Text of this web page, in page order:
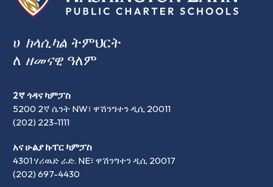
ሀ ክላሲካል ትምህርት
ለ ዘመናዊዓለም
2ኛ ጎዳና ካምፓስ
5200 2ኛ ሴንት NW፣ ዋሽንግተን ዲሲ 20011
(202) 223-1111
አና ሁልያ ኩፐር ካምፓስ
4301 ሃሪዉድ ራድ. NE፣ ዋሽንግተን ዲሲ 20017
(202) 697-4430